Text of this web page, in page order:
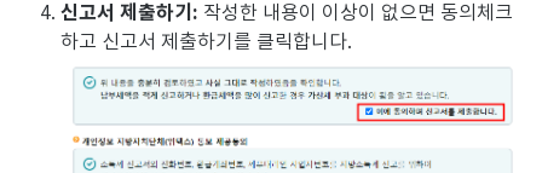
신고서 제출하기: 작성한 내용이 이상이 없으면 동의체크
하고 신고서 제출하기를 클릭합니다.